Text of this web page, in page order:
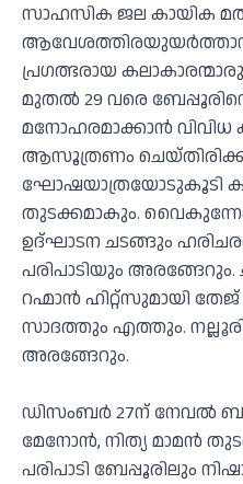
സാഹസിക ജല കായിക
പ്രഗത്ഭരായ
മുതൽ 29 വരെ
മനോഹരമാക്കാൻ വിവിധ
ആസൂത്രണം
ഘോഷയാത്രയോടുകൂടി
തുടക്കമാകും.
ഉദ്ഘാടന ചടങ്ങും
പരിപാടിയും
റഹ്മാൻ ഹിറ്റ്സുമായി
സാദത്തും എത്തും.
അരങ്ങേറും.
ഡിസംബർ 27ന് നേവൽ
മേനോൻ, നിത്യ മാമൻ
പരിപാടി ബേപ്പൂരിലും